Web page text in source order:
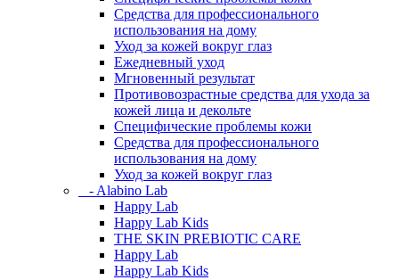
Средства для профессионального
использования на дому
Уход за кожей вокруг глаз
Ежедневный уход
Мгновенный результат
Противовозрастные средства для ухода за
кожей лица и декольте
Специфические проблемы кожи
Средства для профессионального
использования на дому
Уход за кожей вокруг глаз
- Alabino Lab
Happy Lab
Happy Lab Kids
THE SKIN PREBIOTIC CARE
Happy Lab
Happy Lab Kids